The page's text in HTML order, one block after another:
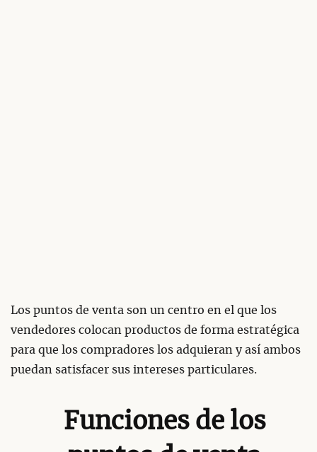
Los puntos de venta son un centro en el que los
vendedores colocan productos de forma estratégica
para que los compradores los adquieran y así ambos
puedan satisfacer sus intereses particulares.
Funciones de los